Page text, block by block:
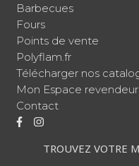
Barbecues
Fours
Points de vente
Polyflam.fr
Télécharger nos
Mon Espace revendeur
Contact
TROUVEZ VOTRE